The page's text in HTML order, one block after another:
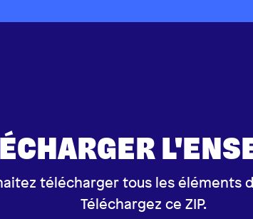
télécharger tous les éléments
Téléchargez ce ZIP.